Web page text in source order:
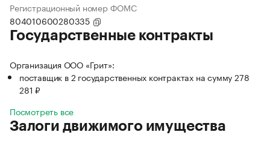
Регистрационный номер ФОМС
804010600280335
Государственные контракты
Организация ООО «Грит»:
поставщик в 2 государственных контрактах на сумму 278
281 ₽
Посмотреть все
Залоги движимого имущества